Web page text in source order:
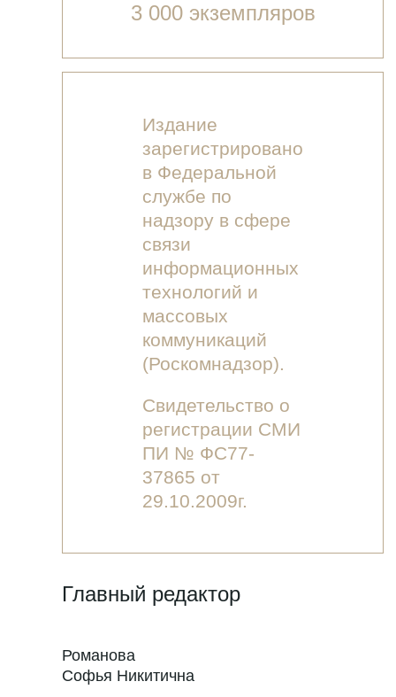
3 000 экземпляров
Издание
зарегистрировано
в Федеральной
службе по
надзору в сфере
связи
информационных
технологий и
массовых
коммуникаций
(Роскомнадзор).
Свидетельство о
регистрации СМИ
ПИ № ФС77-
37865 от
29.10.2009г.
Главный редактор
Романова
Софья Никитична